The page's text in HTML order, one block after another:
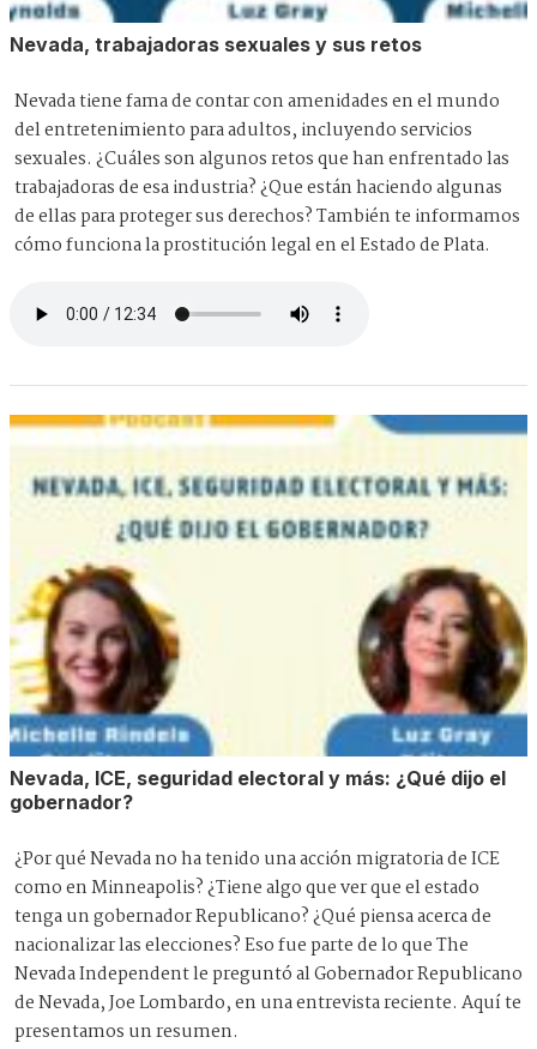
Nevada, trabajadoras sexuales y sus retos
Nevada tiene fama de contar con amenidades en el mundo
del entretenimiento para adultos, incluyendo servicios
sexuales. ¿Cuáles son algunos retos que han enfrentado las
trabajadoras de esa industria? ¿Que están haciendo algunas
de ellas para proteger sus derechos? También te informamos
cómo funciona la prostitución legal en el Estado de Plata.
Nevada, ICE, seguridad electoral y más: ¿Qué dijo el
gobernador?
¿Por qué Nevada no ha tenido una acción migratoria de ICE
como en Minneapolis? ¿Tiene algo que ver que el estado
tenga un gobernador Republicano? ¿Qué piensa acerca de
nacionalizar las elecciones? Eso fue parte de lo que The
Nevada Independent le preguntó al Gobernador Republicano
de Nevada, Joe Lombardo, en una entrevista reciente. Aquí te
presentamos un resumen.